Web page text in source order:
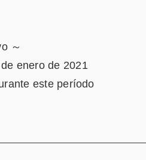
～
enero de 2021
este período